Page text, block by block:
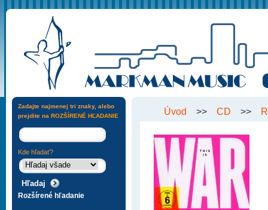
Úvod >> CD >>
Zadajte najmenej tri znaky, alebo
prejdite na ROZŠÍRENÉ HĽADANIE
Kde hľadať?
Rozšírené hľadanie